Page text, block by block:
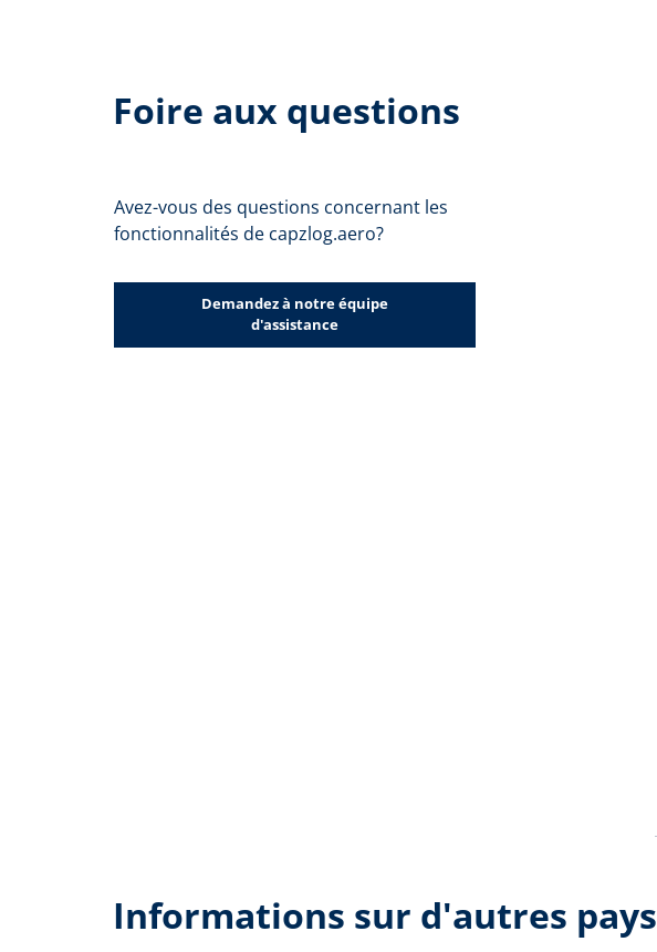
Foire aux questions
Avez-vous des questions concernant les
fonctionnalités de capzlog.aero?
Demandez à notre équipe
d'assistance
Informations sur d'autres pays